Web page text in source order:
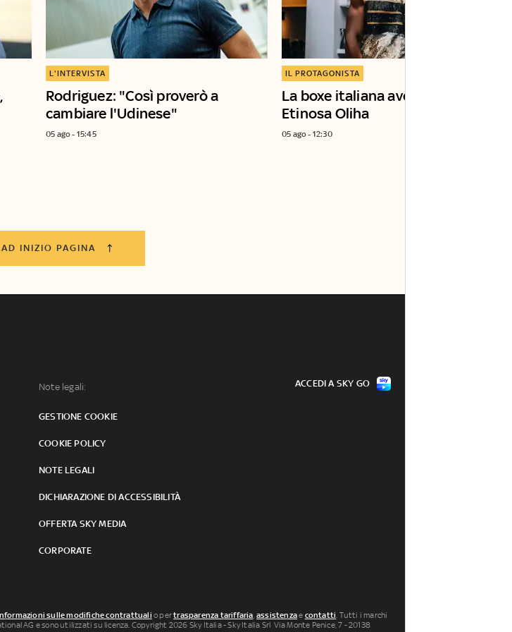
Rodriguez: "Così proverò a
cambiare l'Udinese"
L'INTERVISTA
05 ago - 15:45
La boxe italiana aveva bisogno di
Etinosa Oliha
IL PROTAGONISTA
05 ago - 12:30
INIZIO PAGINA
Note legali:
GESTIONE COOKIE
COOKIE POLICY
NOTE LEGALI
DICHIARAZIONE DI ACCESSIBILITÀ
OFFERTA SKY MEDIA
CORPORATE
ACCEDI A SKY GO
sulle modifiche contrattuali o pertrasparenza tariffaria,assistenzae contatti. Tutti i marchi
AG e sono utilizzati su licenza. Copyright 2026 Sky Italia - Sky Italia Srl Via Monte Penice, 7 - 20138